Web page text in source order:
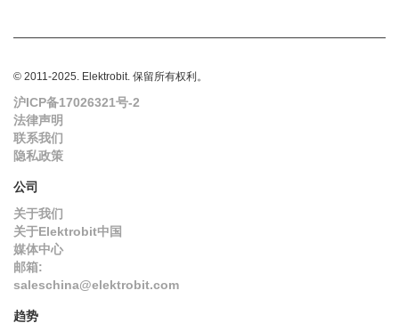
© 2011-2025. Elektrobit. 保留所有权利。
沪ICP备17026321号-2
法律声明
联系我们
隐私政策
公司
关于我们
关于Elektrobit中国
媒体中心
邮箱:
saleschina@elektrobit.com
趋势